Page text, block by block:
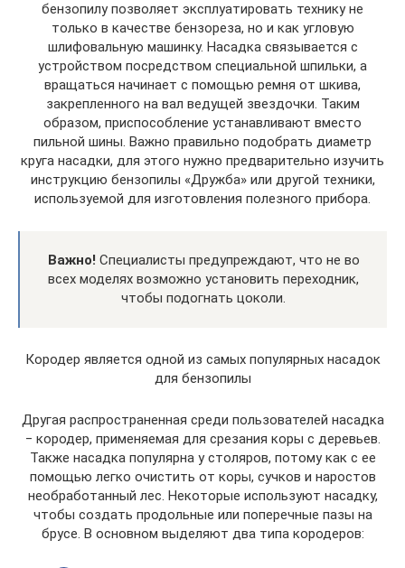
бензопилу позволяет эксплуатировать технику не
только в качестве бензореза, но и как угловую
шлифовальную машинку. Насадка связывается с
устройством посредством специальной шпильки, а
вращаться начинает с помощью ремня от шкива,
закрепленного на вал ведущей звездочки. Таким
образом, приспособление устанавливают вместо
пильной шины. Важно правильно подобрать диаметр
круга насадки, для этого нужно предварительно изучить
инструкцию бензопилы «Дружба» или другой техники,
используемой для изготовления полезного прибора.
Важно! Специалисты предупреждают, что не во
всех моделях возможно установить переходник,
чтобы подогнать цоколи.
Кородер является одной из самых популярных насадок
для бензопилы
Другая распространенная среди пользователей насадка
‒ кородер, применяемая для срезания коры с деревьев.
Также насадка популярна у столяров, потому как с ее
помощью легко очистить от коры, сучков и наростов
необработанный лес. Некоторые используют насадку,
чтобы создать продольные или поперечные пазы на
брусе. В основном выделяют два типа кородеров: